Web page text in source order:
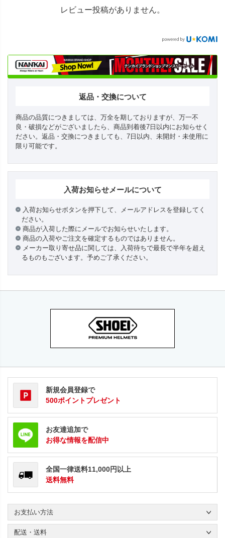
レビュー投稿がありません。
返品・交換について
商品の品質につきましては、万全を期しておりますが、万一不
良・破損などがございましたら、商品到着後7日以内にお知らせく
ださい。返品・交換につきましても、7日以内、未開封・未使用に
限り可能です。
入荷お知らせメールについて
入荷お知らせボタンを押下して、メールアドレスを登録してく
ださい。
商品が入荷した際にメールでお知らせいたします。
商品の入荷やご注文を確定するものではありません。
メーカー取り寄せ品に関しては、入荷待ちで最長で半年を超え
るものもございます。予めご了承ください。
新規会員登録で
500ポイントプレゼント
お友達追加で
お得な情報を配信中
全国一律送料11,000円以上
送料無料
お支払い方法
配送・送料